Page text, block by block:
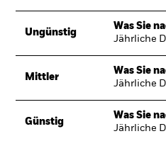
Ungünstig
Was Sie
Jährliche
Mittler
Was Sie
Jährliche
Günstig
Was Sie
Jährliche